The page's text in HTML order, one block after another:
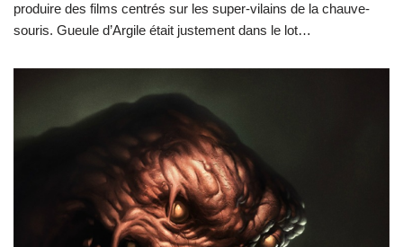
produire des films centrés sur les super-vilains de la chauve-
souris. Gueule d’Argile était justement dans le lot…